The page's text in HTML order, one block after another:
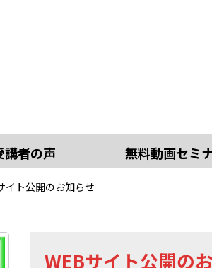
講者の声 無料動画セミ
イト公開のお知らせ
WEBサイト公開の